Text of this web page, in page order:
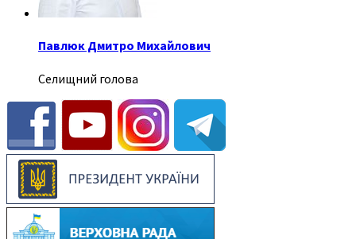
Павлюк Дмитро Михайлович
Селищний голова